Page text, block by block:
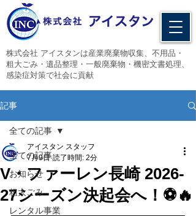
​株式会社 アイスタンは産業廃棄物収集、不用品・
粗大ごみ・遺品整理・一般廃棄物・機密文書処理、
感染症対策で社会に貢献
記事
全ての記事
お知らせ
粗大ごみ
レンタル事業
全ての記事
V・ファーレン長崎 2026-
27シーズン決起会へ！⚽🔥
アイスタン スタッフ
7月9日 読了時間: 2分